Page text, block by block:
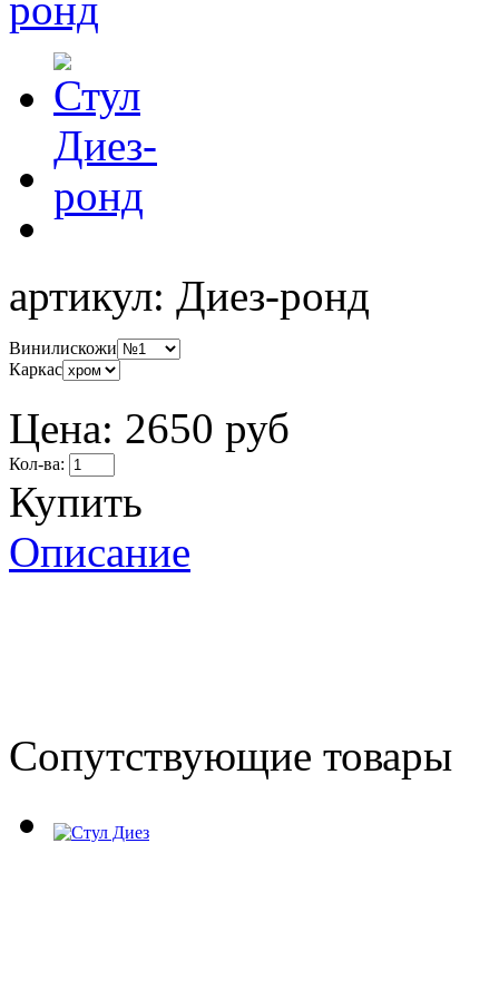
артикул: Диез-ронд
Винилискожи
Каркас
Цена: 2650 руб
Кол-ва:
Купить
Описание
Сопутствующие товары